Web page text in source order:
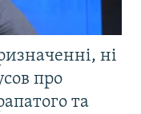
ні
про
та